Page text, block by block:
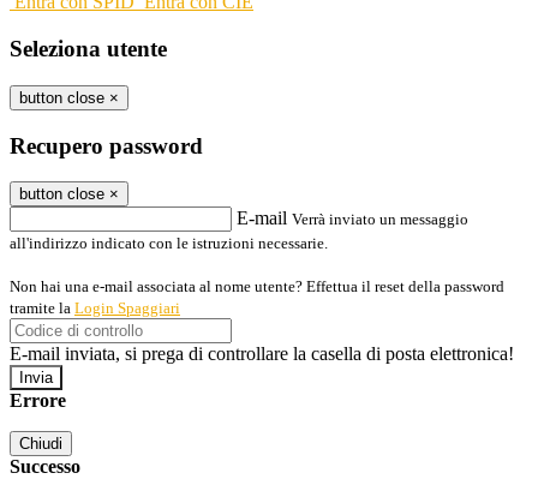
Seleziona utente
button close ×
Recupero password
button close ×
E-mail Verrà inviato un messaggio
all'indirizzo indicato con le istruzioni necessarie.
Non hai una e-mail associata al nome utente? Effettua il reset della password
tramite la Login Spaggiari
E-mail inviata, si prega di controllare la casella di posta elettronica!
Errore
Chiudi
Successo